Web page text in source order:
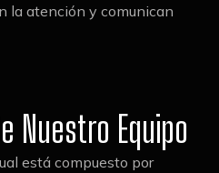
la atención y comunican
Nuestro Equipo
está compuesto por